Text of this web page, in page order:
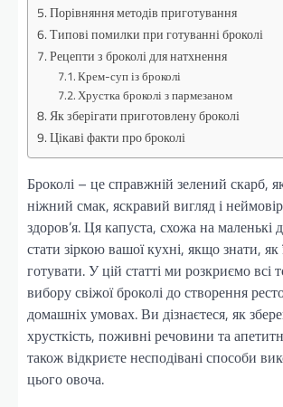
Порівняння методів приготування
Типові помилки при готуванні броколі
Рецепти з броколі для натхнення
Крем-суп із броколі
Хрустка броколі з пармезаном
Як зберігати приготовлену броколі
Цікаві факти про броколі
Броколі – це справжній зелений скарб,
ніжний смак, яскравий вигляд і
здоров’я. Ця капуста, схожа на маленькі
стати зіркою вашої кухні, якщо знати, як
готувати. У цій статті ми розкриємо всі
вибору свіжої броколі до створення
домашніх умовах. Ви дізнаєтеся, як
хрусткість, поживні речовини та
також відкриєте несподівані способи
цього овоча.